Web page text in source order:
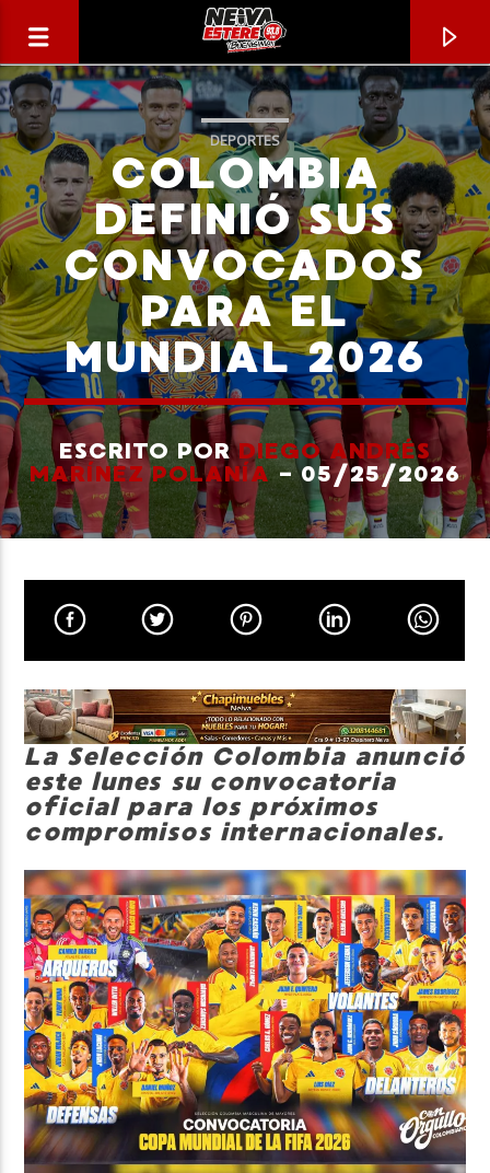
CANCIÓN ACTUAL
TÍTULO
ARTISTA
Neiva Estereo
DEPORTES
COLOMBIA
DEFINIÓ SUS
CONVOCADOS
PARA EL
MUNDIAL 2026
ESCRITO PORDIEGO ANDRÉS
MARÍNEZ POLANÍA- 05/25/2026
La Selección Colombia anunció
este lunes su convocatoria
oficial para los próximos
compromisos internacionales.